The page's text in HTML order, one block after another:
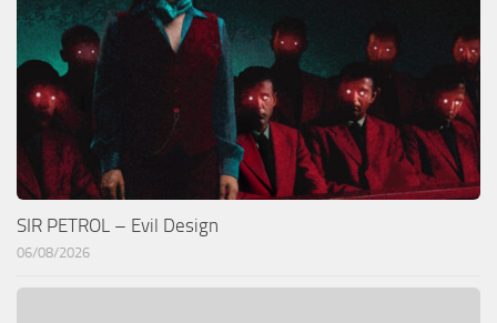
SIR PETROL – Evil Design
06/08/2026